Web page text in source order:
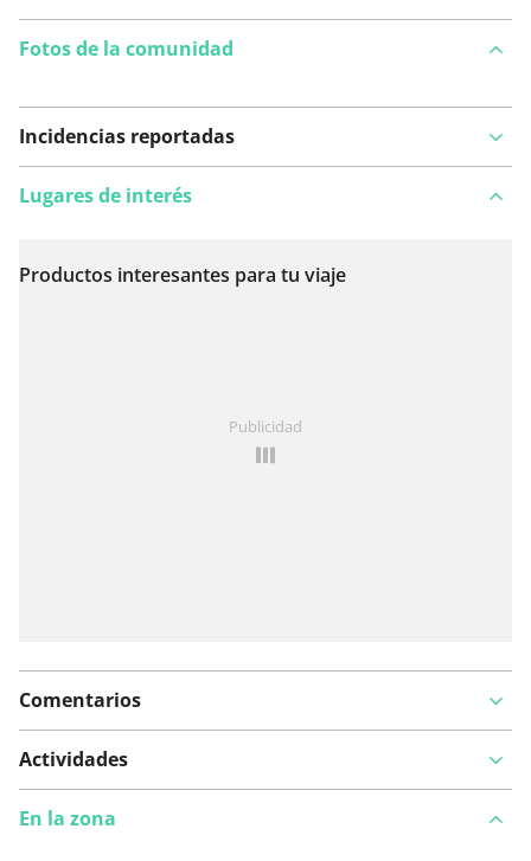
Fotos de la comunidad
Incidencias reportadas
Ver en el mapa
Lugares de interés
Productos interesantes para tu viaje
Publicidad
Comentarios
Actividades
En la zona